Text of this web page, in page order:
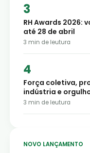
RH Awards 2026:
até 28 de abril
3 min de leutura
Força coletiva,
indústria e
3 min de leutura
NOVO LANÇAMENTO